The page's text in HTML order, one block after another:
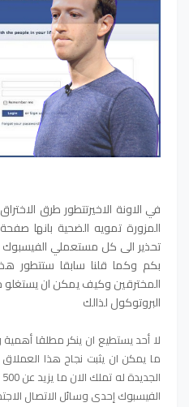
في الاونة الاخيرتتطور طرق
المزورة تمويه الضحية بانها
تحذير الى كل مستعملي
بكم وكما قلنا سابقا ستتطور
المخترقين وكيف يمكن ان يستغلو
البروتوكول لذالك
لا أحد يستطيع ان ينكر مطلقا
ما يمكن ان يثبت نجاح هذا
الفيسبوك إحدى وسائل الاتصال